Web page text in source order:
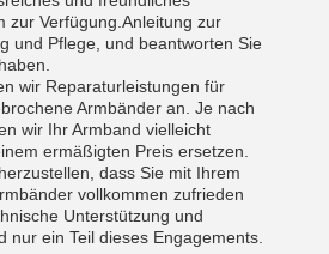
zur Verfügung.Anleitung zur
und Pflege, und beantworten Sie
wir Reparaturleistungen für
Armbänder an. Je nach
wir Ihr Armband vielleicht
ermäßigten Preis ersetzen.
dass Sie mit Ihrem
vollkommen zufrieden
Unterstützung und
nur ein Teil dieses Engagements.